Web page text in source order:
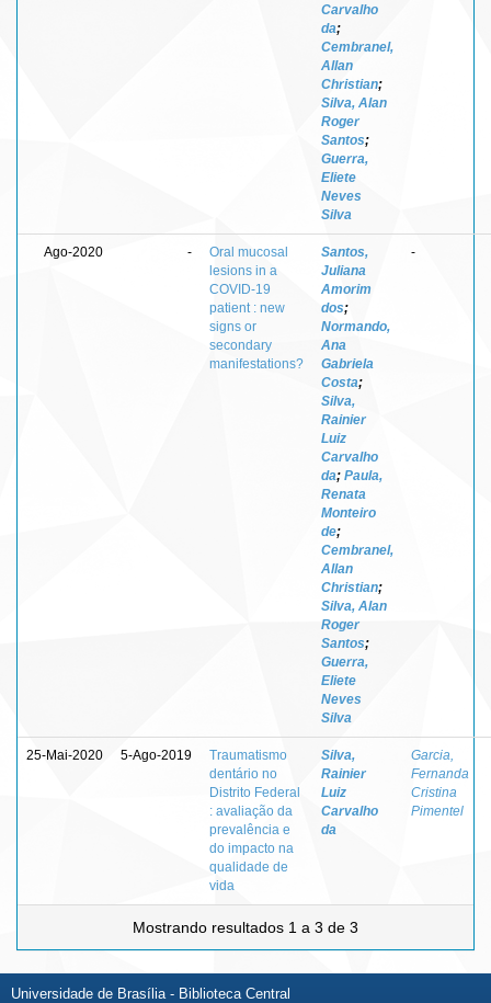
Carvalho
da;
Cembranel,
Allan
Christian;
Silva, Alan
Roger
Santos;
Guerra,
Eliete
Neves
Silva
Ago-2020 -
Oral mucosal
lesions in a
COVID-19
patient : new
signs or
secondary
manifestations?
Santos,
Juliana
Amorim
dos;
Normando,
Ana
Gabriela
Costa;
Silva,
Rainier
Luiz
Carvalho
da; Paula,
Renata
Monteiro
de;
Cembranel,
Allan
Christian;
Silva, Alan
Roger
Santos;
Guerra,
Eliete
Neves
Silva
-
25-Mai-2020 5-Ago-2019
Traumatismo
dentário no
Distrito Federal
: avaliação da
prevalência e
do impacto na
qualidade de
vida
Silva,
Rainier
Luiz
Carvalho
da
Garcia,
Fernanda
Cristina
Pimentel
Mostrando resultados 1 a 3 de 3
Universidade de Brasília - Biblioteca Central